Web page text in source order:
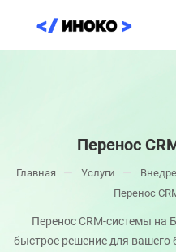
Перенос
Главная — Услуги
Перенос
Перенос CRM-системы на
быстрое решение для